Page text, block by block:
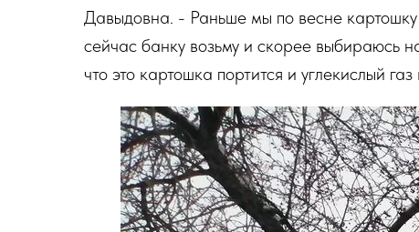
Давыдовна. - Раньше мы по весне
сейчас банку возьму и скорее выбираюсь
что это картошка портится и углекислый